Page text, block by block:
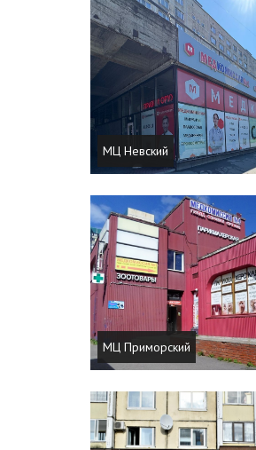
МЦ Невский
МЦ Приморский